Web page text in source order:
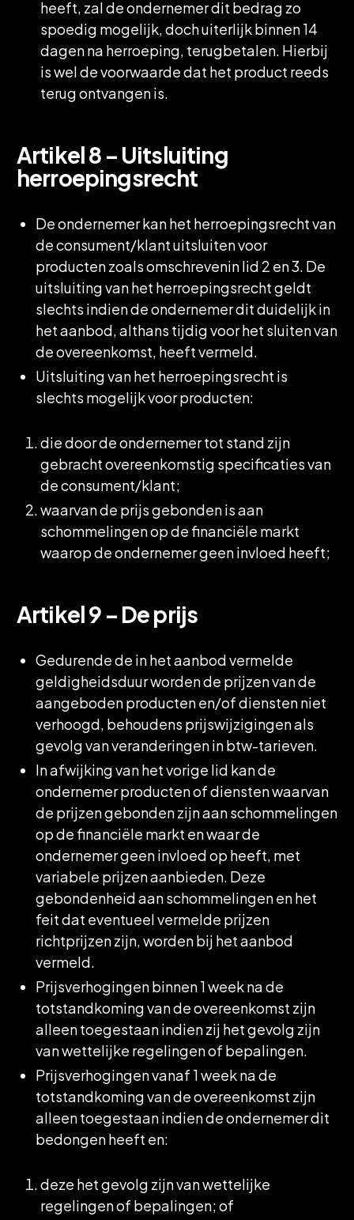
heeft, zal de ondernemer dit bedrag zo
spoedig mogelijk, doch uiterlijk binnen 14
dagen na herroeping, terugbetalen. Hierbij
is wel de voorwaarde dat het product reeds
terug ontvangen is.
Artikel 8 – Uitsluiting
herroepingsrecht
De ondernemer kan het herroepingsrecht van
de consument/klant uitsluiten voor
producten zoals omschrevenin lid 2 en 3. De
uitsluiting van het herroepingsrecht geldt
slechts indien de ondernemer dit duidelijk in
het aanbod, althans tijdig voor het sluiten van
de overeenkomst, heeft vermeld.
Uitsluiting van het herroepingsrecht is
slechts mogelijk voor producten:
die door de ondernemer tot stand zijn
gebracht overeenkomstig specificaties van
de consument/klant;
waarvan de prijs gebonden is aan
schommelingen op de financiële markt
waarop de ondernemer geen invloed heeft;
Artikel 9 – De prijs
Gedurende de in het aanbod vermelde
geldigheidsduur worden de prijzen van de
aangeboden producten en/of diensten niet
verhoogd, behoudens prijswijzigingen als
gevolg van veranderingen in btw-tarieven.
In afwijking van het vorige lid kan de
ondernemer producten of diensten waarvan
de prijzen gebonden zijn aan schommelingen
op de financiële markt en waar de
ondernemer geen invloed op heeft, met
variabele prijzen aanbieden. Deze
gebondenheid aan schommelingen en het
feit dat eventueel vermelde prijzen
richtprijzen zijn, worden bij het aanbod
vermeld.
Prijsverhogingen binnen 1 week na de
totstandkoming van de overeenkomst zijn
alleen toegestaan indien zij het gevolg zijn
van wettelijke regelingen of bepalingen.
Prijsverhogingen vanaf 1 week na de
totstandkoming van de overeenkomst zijn
alleen toegestaan indien de ondernemer dit
bedongen heeft en:
deze het gevolg zijn van wettelijke
regelingen of bepalingen; of